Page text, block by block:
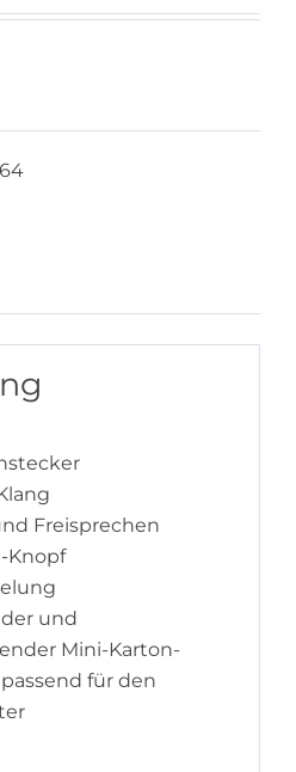
Freisprechen
Knopf
und
Mini-Karton-
für den